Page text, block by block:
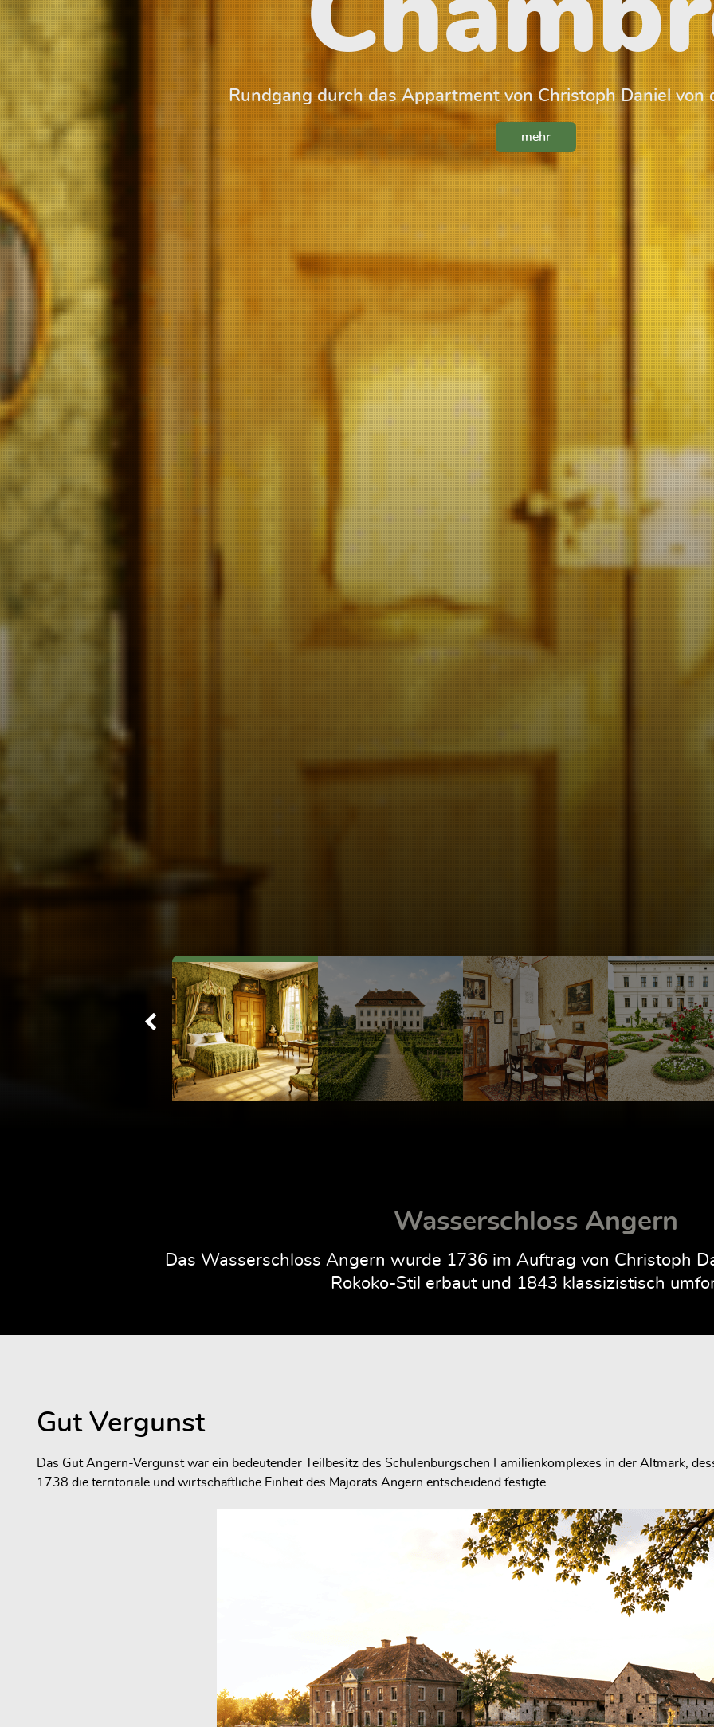
Rundgang durch das Appartment von Christoph Daniel von
mehr
Wasserschloss Angern
Das Wasserschloss Angern wurde 1736 im Auftrag von Christoph
Rokoko-Stil erbaut und 1843 klassizistisch
Gut Vergunst
Das Gut Angern-Vergunst war ein bedeutender Teilbesitz des Schulenburgschen Familienkomplexes in der Altmark,
1738 die territoriale und wirtschaftliche Einheit des Majorats Angern entscheidend festigte.